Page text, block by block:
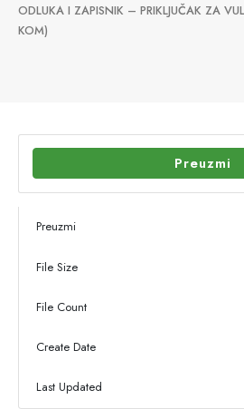
ODLUKA I ZAPISNIK – PRIKLJUČAK ZA
KOM)
Preuzmi
Preuzmi
File Size
File Count
Create Date
Last Updated